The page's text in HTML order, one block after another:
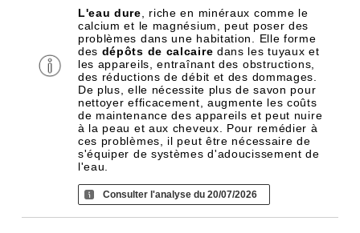
L'eau dure , riche en minéraux comme le
calcium et le magnésium, peut poser des
problèmes dans une habitation. Elle forme
des dépôts de calcaire dans les tuyaux et
les appareils, entraînant des obstructions,
des réductions de débit et des dommages.
De plus, elle nécessite plus de savon pour
nettoyer efficacement, augmente les coûts
de maintenance des appareils et peut nuire
à la peau et aux cheveux. Pour remédier à
ces problèmes, il peut être nécessaire de
s'équiper de systèmes d'adoucissement de
l'eau.
Consulter l'analyse du 20/07/2026